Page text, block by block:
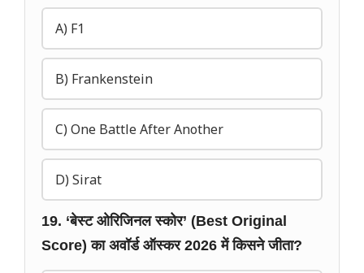
A) F1
B) Frankenstein
C) One Battle After Another
D) Sirat
19. ‘बेस्ट ओरिजिनल स्कोर’ (Best Original
Score) का अवॉर्ड ऑस्कर 2026 में किसने जीता?